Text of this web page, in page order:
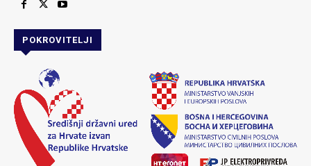
POKROVITELJI